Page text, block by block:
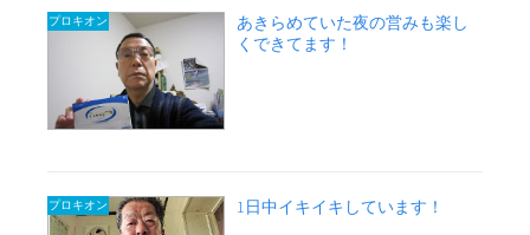
プロキオン
あきらめていた夜の営みも楽し
くできてます！
プロキオン 1日中イキイキしています！